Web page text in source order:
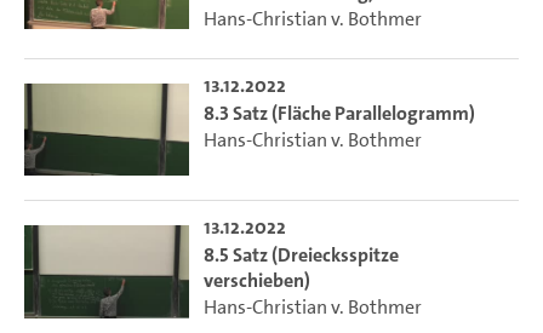
Hans-Christian v. Bothmer
13.12.2022
8.3 Satz (Fläche Parallelogramm)
Hans-Christian v. Bothmer
13.12.2022
8.5 Satz (Dreiecksspitze
verschieben)
Hans-Christian v. Bothmer